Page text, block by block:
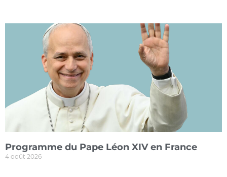
Programme du Pape Léon XIV en France
4 août 2026